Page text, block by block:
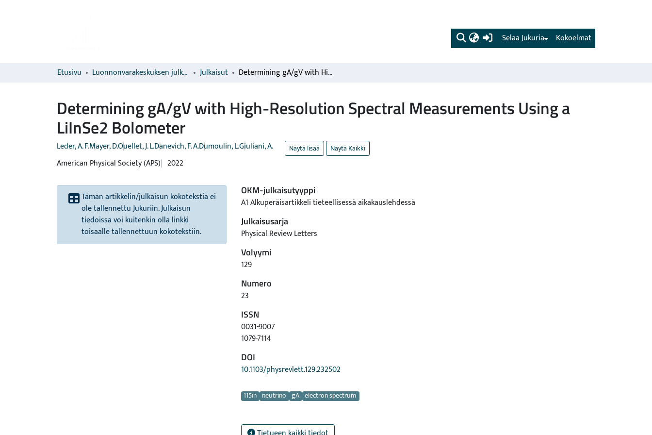
(current) Kokoelmat
Selaa Jukuria
Etusivu Luonnonvarakeskuksen julkaisut Julkaisut Determining gA/gV with High-Resolution Spectral Measurements Using a LiInSe2 Bolometer
Determining gA/gV with High-Resolution Spectral Measurements Using a
LiInSe2 Bolometer
Leder, A. F.Mayer, D.Ouellet, J. L.Danevich, F. A.Dumoulin, L.Giuliani, A. Näytä lisää Näytä Kaikki
American Physical Society (APS) 2022
Tämän artikkelin/julkaisun kokotekstiä ei
ole tallennettu Jukuriin. Julkaisun
tiedoissa voi kuitenkin olla linkki
toisaalle tallennettuun kokotekstiin.
OKM-julkaisutyyppi
A1 Alkuperäisartikkeli tieteellisessä aikakauslehdessä
Julkaisusarja
Physical Review Letters
Volyymi
129
Numero
23
ISSN
0031-9007
1079-7114
DOI
10.1103/physrevlett.129.232502
Avainsanat
115in neutrino gA electron spectrum